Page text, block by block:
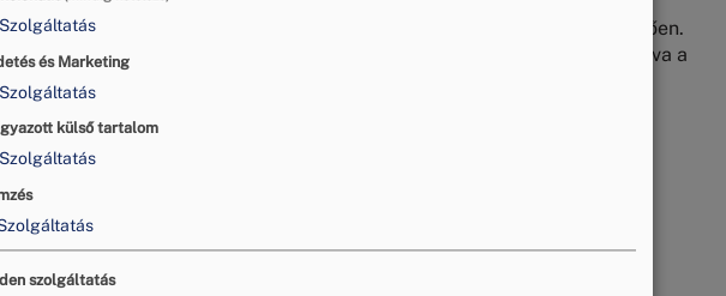
ügy végére kerül pont a
köszönhetően.
több mint 2 ezer
sikerült rendezni bíróságon kívül. Dr. Inzelt Éva a
Testület elnöke adott interjút a Hegyvidék TV-nek az idei évi
linken tekinthető meg:
peren-kivuli-megegyezes/
Szolgáltatás
és Marketing
Szolgáltatás
külső tartalom
Szolgáltatás
szolgáltatás